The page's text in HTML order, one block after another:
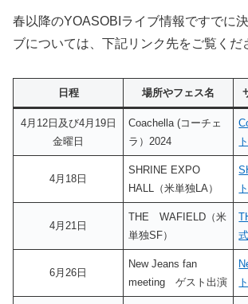
春以降のYOASOBIライブ情報ですでに
ブについては、下記リンク先をご覧くだ
日程 場所やフェス名
4月12日及び4月19日
金曜日
Coachella (コーチェ
ラ）2024
ト
4月18日
SHRINE EXPO
HALL（米単独LA）
ト
4月21日
THE WAFIELD（米
単独SF）
6月26日
New Jeans fan
meeting ゲスト出演
ト